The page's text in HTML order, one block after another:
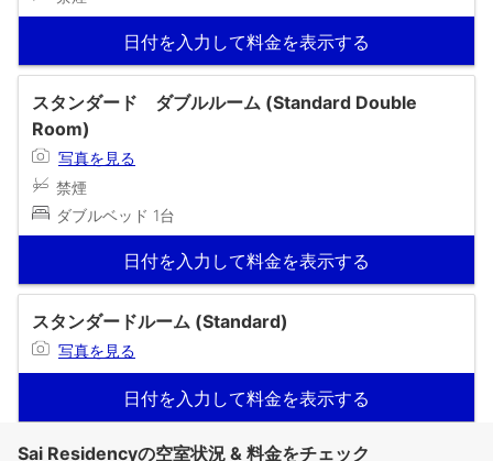
日付を入力して料金を表示する
スタンダード ダブルルーム (Standard Double
Room)
写真を見る
禁煙
ダブルベッド 1台
日付を入力して料金を表示する
スタンダードルーム (Standard)
写真を見る
日付を入力して料金を表示する
Sai Residencyの空室状況 & 料金をチェック